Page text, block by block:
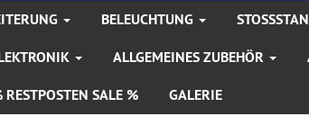
BELEUCHTUNG
ALLGEMEINES ZUBEHÖR
RESTPOSTEN SALE %
GALERIE